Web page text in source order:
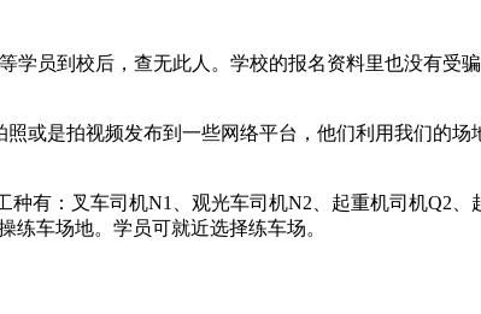
员到校后，查无此人。学校的报名资料里也没有受
或是拍视频发布到一些网络平台，他们利用我们的场
：叉车司机N1、观光车司机N2、起重机司机Q2、
练车场地。学员可就近选择练车场。